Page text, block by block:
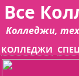
Все
Колледжи,
КОЛЛЕДЖИ